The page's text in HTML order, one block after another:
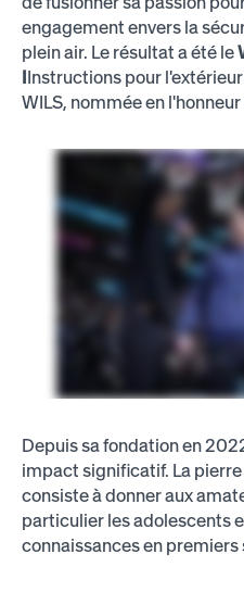
engagement envers la
plein air. Le résultat a été le
IInstructions pour l'extérieur
WILS, nommée en
Depuis sa fondation en
impact significatif. La
consiste à donner aux
particulier les adolescents
connaissances en premiers